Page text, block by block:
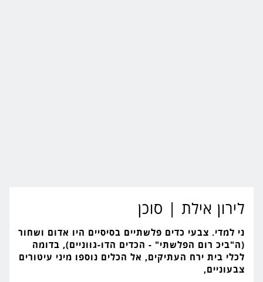
לירון אילת | סוכן
ני למדי. צבעי כדים פלשתיים בסיסיים היו אדום ושחור
(ה"ביכ רום הפלשתי" - הכדים הדו-גווניים), בדומה
לכלי בית ירח העתיקים, אל הכלים נוספו מיני עיטורים
צבעוניים,